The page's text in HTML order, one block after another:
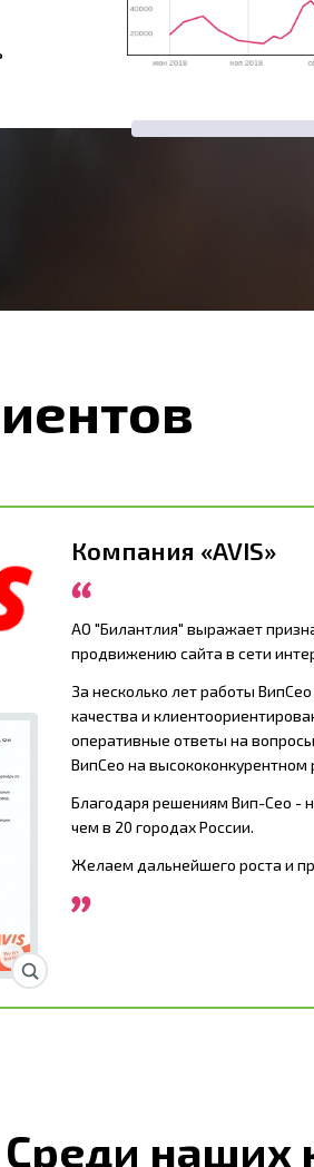
Компания «AVIS»
АО "Билантлия" выражает
продвижению сайта в сети
За несколько лет работы
качества и
оперативные ответы на
ВипСео на высококонкурентном
Благодаря решениям Вип-Сео -
чем в 20 городах России.
Желаем дальнейшего роста и
Среди наших